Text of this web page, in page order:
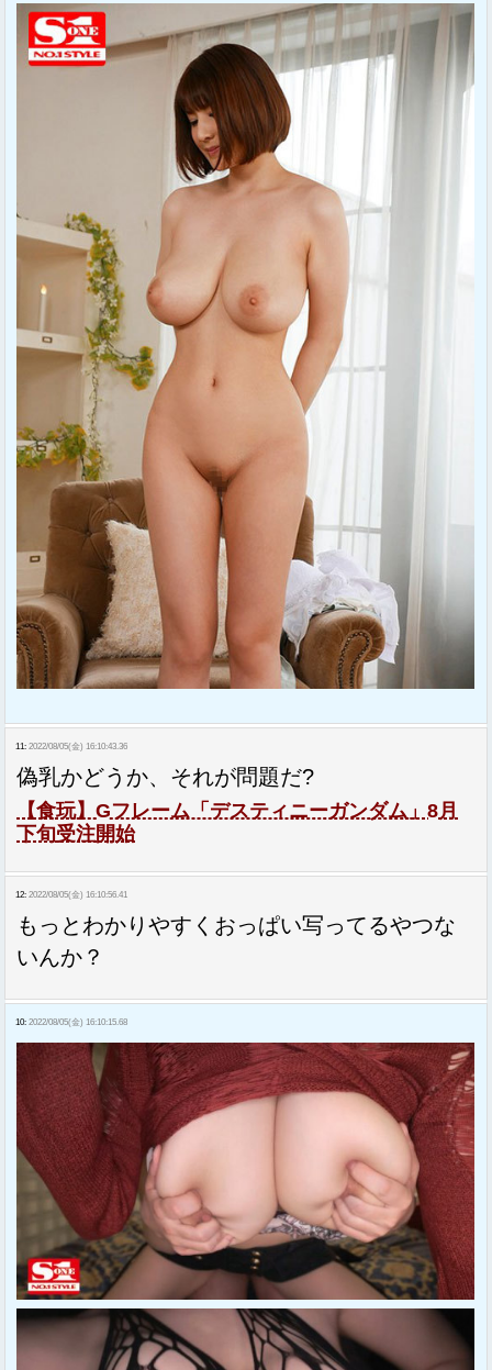
11: 2022/08/05(金) 16:10:43.36
偽乳かどうか、それが問題だ?
【食玩】Gフレーム「デスティニーガンダム」8月
下旬受注開始
12: 2022/08/05(金) 16:10:56.41
もっとわかりやすくおっぱい写ってるやつな
いんか？
10: 2022/08/05(金) 16:10:15.68